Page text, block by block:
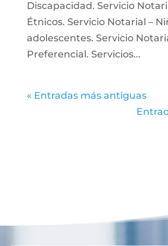
Discapacidad. Servicio
Étnicos. Servicio Notarial –
adolescentes. Servicio
Preferencial. Servicios...
« Entradas más antiguas